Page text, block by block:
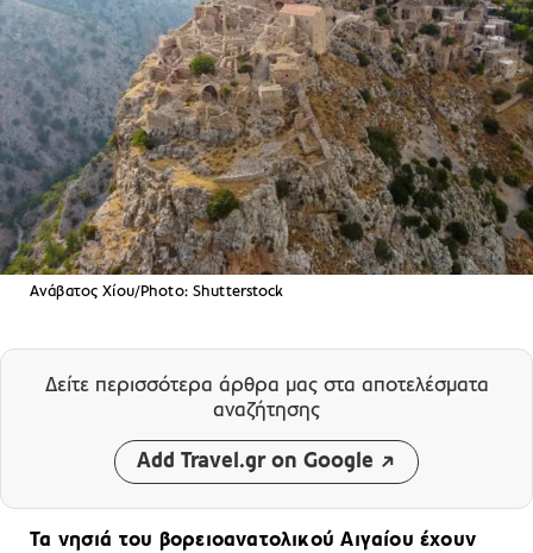
Ανάβατος Χίου/Photo: Shutterstock
Δείτε περισσότερα άρθρα μας στα αποτελέσματα
αναζήτησης
Add Travel.gr on Google
Τα νησιά του βορειοανατολικού Αιγαίου έχουν